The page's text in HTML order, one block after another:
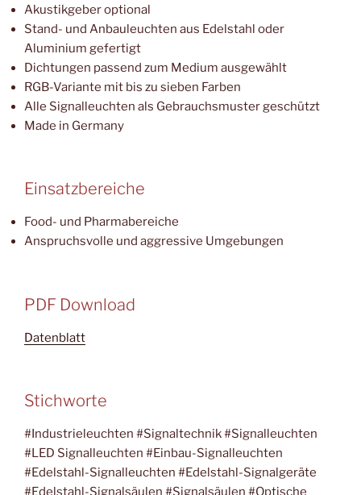
Akustikgeber optional
Stand- und Anbauleuchten aus Edelstahl oder
Aluminium gefertigt
Dichtungen passend zum Medium ausgewählt
RGB-Variante mit bis zu sieben Farben
Alle Signalleuchten als Gebrauchsmuster geschützt
Made in Germany
Einsatzbereiche
Food- und Pharmabereiche
Anspruchsvolle und aggressive Umgebungen
PDF Download
Datenblatt
Stichworte
#Industrieleuchten #Signaltechnik #Signalleuchten
#LED Signalleuchten #Einbau-Signalleuchten
#Edelstahl-Signalleuchten #Edelstahl-Signalgeräte
#Edelstahl-Signalsäulen #Signalsäulen #Optische